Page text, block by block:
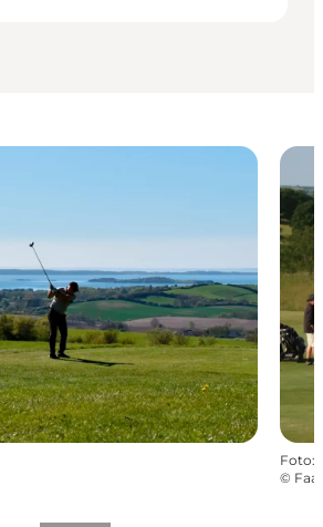
Foto:
©